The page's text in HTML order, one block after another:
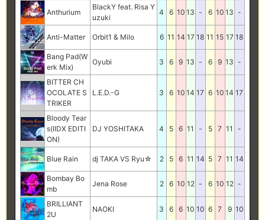
Anthurium
BlackY feat. Risa Y
uzuki
4 6 10 13 - 6 10 13 -
Anti-Matter Orbit1 & Milo 6 11 14 17 18 11 15 17 18
Bang Pad(W
erk Mix)
Oyubi 3 6 9 13 - 6 9 13 -
BITTER CH
OCOLATE S
TRIKER
L.E.D.-G 3 6 10 14 17 6 10 14 17
Bloody Tear
s(IIDX EDITI
ON)
DJ YOSHITAKA 4 5 6 11 - 5 7 11 -
Blue Rain dj TAKA VS Ryu☆ 2 5 6 11 14 5 7 11 14
Bombay Bo
mb
Jena Rose 2 6 10 12 - 6 10 12 -
BRILLIANT
2U
NAOKI 3 6 6 10 10 6 7 9 10